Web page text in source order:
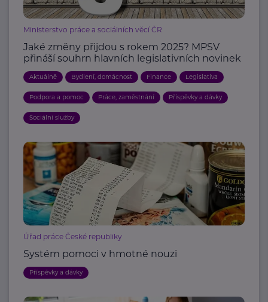
Ministerstvo práce a sociálních věcí ČR
Jaké změny přijdou s rokem 2025? MPSV
přináší souhrn hlavních legislativních novinek
Aktuálně Bydlení, domácnost Finance Legislativa
Podpora a pomoc Práce, zaměstnání Příspěvky a dávky
Sociální služby
Úřad práce České republiky
Systém pomoci v hmotné nouzi
Příspěvky a dávky